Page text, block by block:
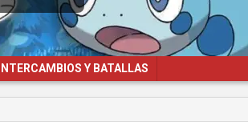
INTERCAMBIOS Y BATALLAS